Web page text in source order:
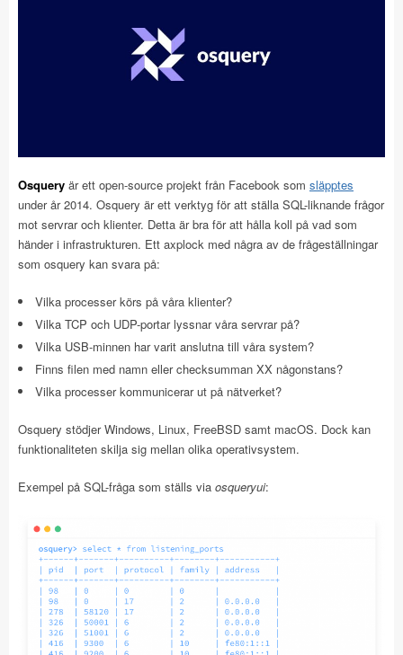
Osquery är ett open-source projekt från Facebook som släpptes
under år 2014. Osquery är ett verktyg för att ställa SQL-liknande frågor
mot servrar och klienter. Detta är bra för att hålla koll på vad som
händer i infrastrukturen. Ett axplock med några av de frågeställningar
som osquery kan svara på:
Vilka processer körs på våra klienter?
Vilka TCP och UDP-portar lyssnar våra servrar på?
Vilka USB-minnen har varit anslutna till våra system?
Finns filen med namn eller checksumman XX någonstans?
Vilka processer kommunicerar ut på nätverket?
Osquery stödjer Windows, Linux, FreeBSD samt macOS. Dock kan
funktionaliteten skilja sig mellan olika operativsystem.
Exempel på SQL-fråga som ställs via osqueryui: